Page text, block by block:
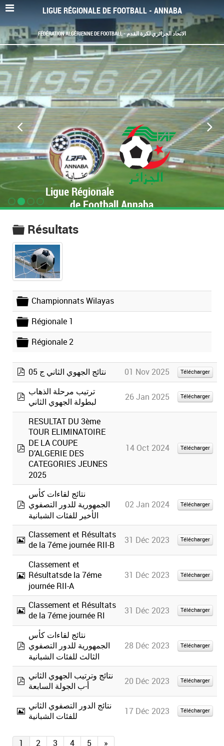
LIGUE RÉGIONALE DE FOOTBALL - ANNABA
FÉDÉRATION ALGÉRIENNE DE FOOTBALL - الاتحاد الجزائري لكرة القدم
Ligue Régionale
de Football Annaba
folder
Résultats
folder
Championnats Wilayas
folder
Régionale 1
Régionale 2
نتائج الجهوي الثاني ج 05 01 Nov 2025 Télécharger
pdf
ترتيب مرحلة الذهاب
لبطولة الجهوي الثاني
26 Jan 2025 Télécharger
pdf
RESULTAT DU 3ème
TOUR ELIMINATOIRE
DE LA COUPE
D’ALGERIE DES
CATEGORIES JEUNES
2025
14 Oct 2024 Télécharger
pdf
نتائج لقاءات كأس
الجمهورية للدور التصفوي
الأخير للفئات الشبانية
02 Jan 2024 Télécharger
Image
Classement et Résultats
de la 7éme journée RII-B
31 Déc 2023 Télécharger
Image
Classement et
Résultatsde la 7éme
journée RII-A
31 Déc 2023 Télécharger
Image
Classement et Résultats
de la 7éme journée RI
31 Déc 2023 Télécharger
pdf
نتائج لقاءات كأس
الجمهورية للدور التصفوي
الثالث للفئات الشبانية
28 Déc 2023 Télécharger
pdf
نتائج وترتيب الجهوي الثاني
أ-ب الجولة السابعة
20 Déc 2023 Télécharger
Image
نتائج الدور التصفوي الثاني
للفئات الشبانية
17 Déc 2023 Télécharger
1 2 3 4 5 »